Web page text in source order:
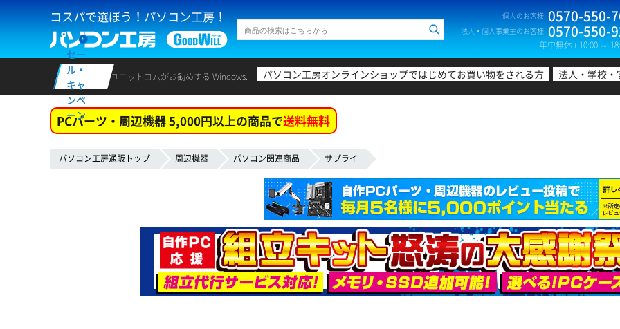
コスパで選ぼう！パソコン工房！ 個人のお客様 0570-550-
法人・個人事業主のお客様 0570-550-
年中無休 ( 10:00 ～
セー
ル・
キャ
ンペ
ーン
ユニットコムがお勧めする Windows. パソコン工房オンラインショップではじめてお買い物をされる方 法人・学校
PCパーツ・周辺機器 5,000円以上の商品で送料無料
パソコン工房通販トップ 周辺機器 パソコン関連商品 サプライ